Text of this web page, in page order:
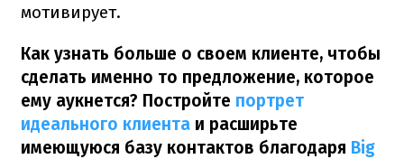
мотивирует.
Как узнать больше о своем клиенте, чтобы
сделать именно то предложение, которое
ему аукнется? Постройте портрет
идеального клиента и расширьте
имеющуюся базу контактов благодаря Вig